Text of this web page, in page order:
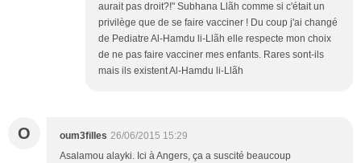
aurait pas droit?!" Subhana Llãh comme si c'était un
privilège que de se faire vacciner ! Du coup j'ai changé
de Pediatre Al-Hamdu li-Llãh elle respecte mon choix
de ne pas faire vacciner mes enfants. Rares sont-ils
mais ils existent Al-Hamdu li-Llãh
O oum3filles 26/06/2015 15:29
Asalamou alayki. Ici à Angers, ça a suscité beaucoup